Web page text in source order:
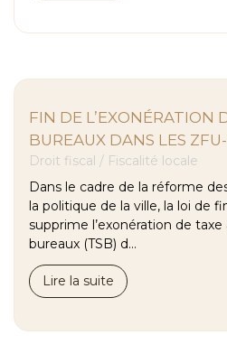
FIN DE L’EXONÉRATION
BUREAUX DANS LES ZFU-
Droit fiscal / Fiscalité locale
Dans le cadre de la réforme
la politique de la ville, la loi de
supprime l’exonération de taxe
bureaux (TSB) d...
Lire la suite